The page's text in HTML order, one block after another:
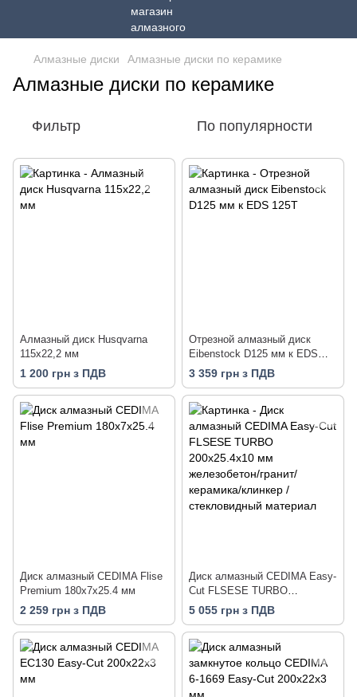
Алмазные диски Алмазные диски по керамике
Алмазные диски по керамике
Фильтр По популярности
Алмазный диск Husqvarna
115х22,2 мм
1 200 грн з ПДВ
Отрезной алмазный диск
Eibenstock D125 мм к EDS
125T
3 359 грн з ПДВ
Диск алмазный CEDIMA Flise
Premium 180x7x25.4 мм
2 259 грн з ПДВ
Диск алмазный CEDIMA Easy-
Cut FLSESE TURBO
200х25.4х10 мм железобетон/
гранит/керамика/клинкер /
стекловидный материал
5 055 грн з ПДВ